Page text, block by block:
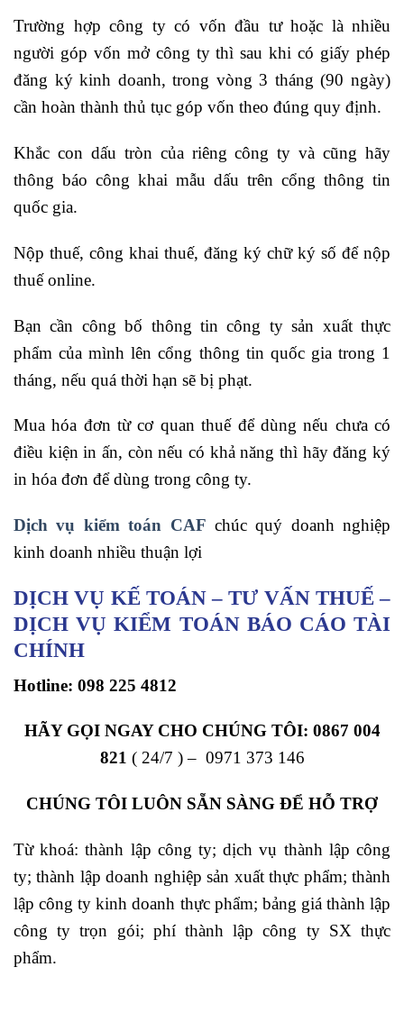
Trường hợp công ty có vốn đầu tư hoặc là nhiều
người góp vốn mở công ty thì sau khi có giấy phép
đăng ký kinh doanh, trong vòng 3 tháng (90 ngày)
cần hoàn thành thủ tục góp vốn theo đúng quy định.
Khắc con dấu tròn của riêng công ty và cũng hãy
thông báo công khai mẫu dấu trên cổng thông tin
quốc gia.
Nộp thuế, công khai thuế, đăng ký chữ ký số để nộp
thuế online.
Bạn cần công bố thông tin công ty sản xuất thực
phẩm của mình lên cổng thông tin quốc gia trong 1
tháng, nếu quá thời hạn sẽ bị phạt.
Mua hóa đơn từ cơ quan thuế để dùng nếu chưa có
điều kiện in ấn, còn nếu có khả năng thì hãy đăng ký
in hóa đơn để dùng trong công ty.
Dịch vụ kiểm toán CAF chúc quý doanh nghiệp
kinh doanh nhiều thuận lợi
DỊCH VỤ KẾ TOÁN – TƯ VẤN THUẾ –
DỊCH VỤ KIỂM TOÁN BÁO CÁO TÀI
CHÍNH
Hotline: 098 225 4812
HÃY GỌI NGAY CHO CHÚNG TÔI: 0867 004
821 ( 24/7 ) – 0971 373 146
CHÚNG TÔI LUÔN SẴN SÀNG ĐỂ HỖ TRỢ
Từ khoá: thành lập công ty; dịch vụ thành lập công
ty; thành lập doanh nghiệp sản xuất thực phẩm; thành
lập công ty kinh doanh thực phẩm; bảng giá thành lập
công ty trọn gói; phí thành lập công ty SX thực
phẩm.